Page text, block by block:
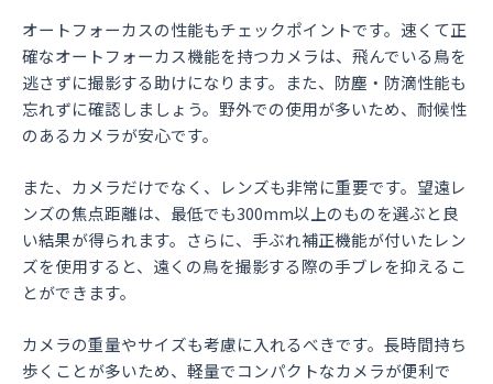
オートフォーカスの性能もチェックポイントです。速くて正
確なオートフォーカス機能を持つカメラは、飛んでいる鳥を
逃さずに撮影する助けになります。また、防塵・防滴性能も
忘れずに確認しましょう。野外での使用が多いため、耐候性
のあるカメラが安心です。
また、カメラだけでなく、レンズも非常に重要です。望遠レ
ンズの焦点距離は、最低でも300mm以上のものを選ぶと良
い結果が得られます。さらに、手ぶれ補正機能が付いたレン
ズを使用すると、遠くの鳥を撮影する際の手ブレを抑えるこ
とができます。
カメラの重量やサイズも考慮に入れるべきです。長時間持ち
歩くことが多いため、軽量でコンパクトなカメラが便利で